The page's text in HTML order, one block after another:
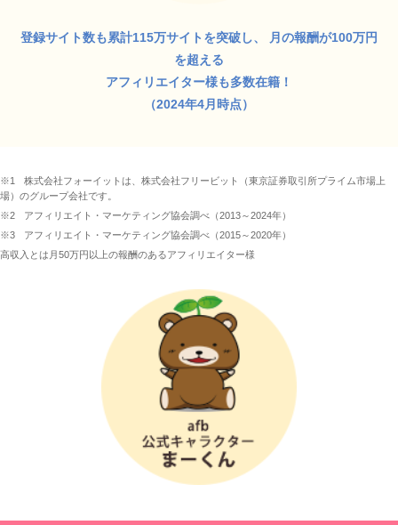
登録サイト数も累計115万サイトを突破し、
月の報酬が100万円
を超える
アフィリエイター様も多数在籍！
（2024年4月時点）
※1
株式会社フォーイットは、株式会社フリービット（東京証券取引所プライム市場上
場）のグループ会社です。
※2
アフィリエイト・マーケティング協会調べ（2013～2024年）
※3
アフィリエイト・マーケティング協会調べ（2015～2020年）
高収入とは月50万円以上の報酬のあるアフィリエイター様